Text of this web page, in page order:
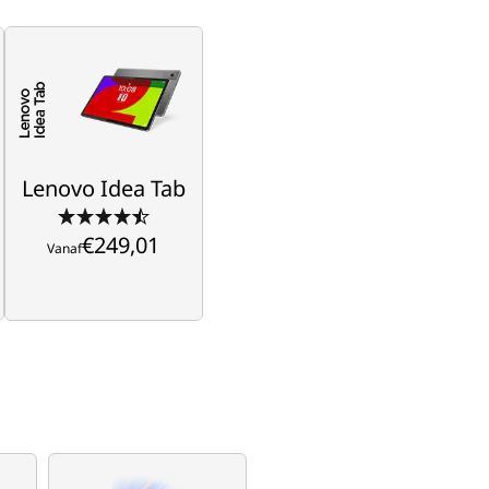
Lenovo Idea Tab
Vanaf€249,01
Boost je studie, versterk
Vanaf€249,01